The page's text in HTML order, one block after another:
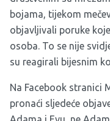
bojama, tijekom
objavljivali poruke
osoba. To se nije
su reagirali bijesnim
Na Facebook stranici
pronaći sljedeće